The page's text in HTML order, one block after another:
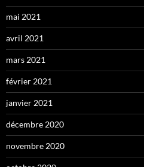
mai 2021
avril 2021
mars 2021
février 2021
janvier 2021
décembre 2020
novembre 2020